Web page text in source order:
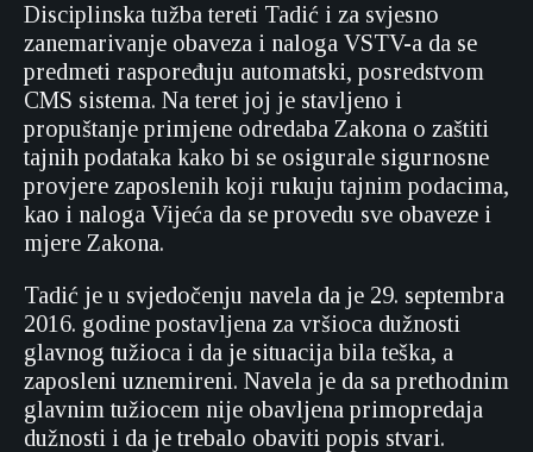
Disciplinska tužba tereti Tadić i za svjesno
zanemarivanje obaveza i naloga VSTV-a da se
predmeti raspoređuju automatski, posredstvom
CMS sistema. Na teret joj je stavljeno i
propuštanje primjene odredaba Zakona o zaštiti
tajnih podataka kako bi se osigurale sigurnosne
provjere zaposlenih koji rukuju tajnim podacima,
kao i naloga Vijeća da se provedu sve obaveze i
mjere Zakona.
Tadić je u svjedočenju navela da je 29. septembra
2016. godine postavljena za vršioca dužnosti
glavnog tužioca i da je situacija bila teška, a
zaposleni uznemireni. Navela je da sa prethodnim
glavnim tužiocem nije obavljena primopredaja
dužnosti i da je trebalo obaviti popis stvari.